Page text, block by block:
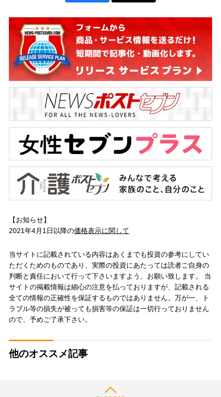
【お知らせ】
2021年4月1日以降の価格表示に関して
当サイトに記載されている内容はあくまでも投資の参考にしてい
ただくためのものであり、実際の投資にあたっては読者ご自身の
判断と責任において行って下さいますよう、お願い致します。 当
サイトの掲載情報は細心の注意を払っておりますが、記載される
全ての情報の正確性を保証するものではありません。万が一、ト
ラブル等の損失が被っても損害等の保証は一切行っておりません
ので、予めご了承下さい。
他のオススメ記事